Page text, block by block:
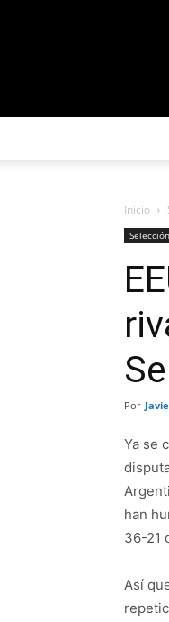
Inicio
Por
Ya se
han
36-21
Así